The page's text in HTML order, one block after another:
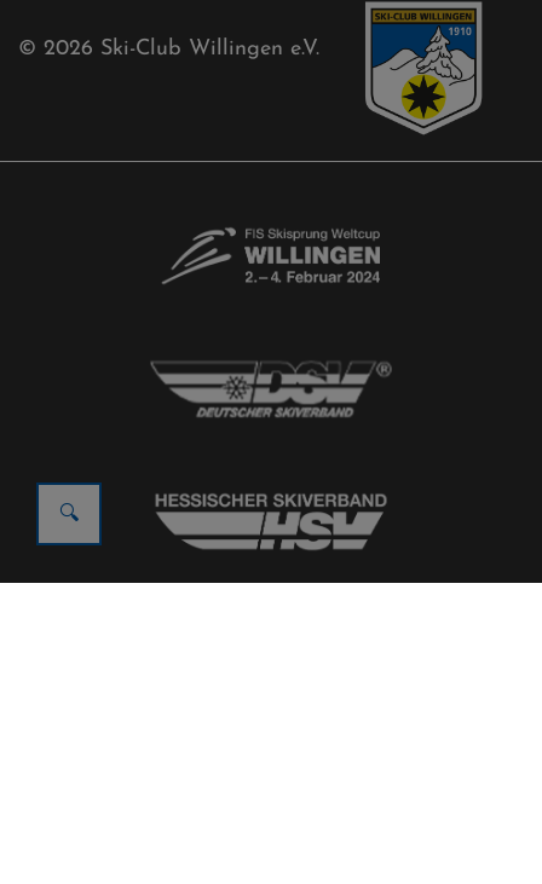
© 2026 Ski-Club Willingen e.V.